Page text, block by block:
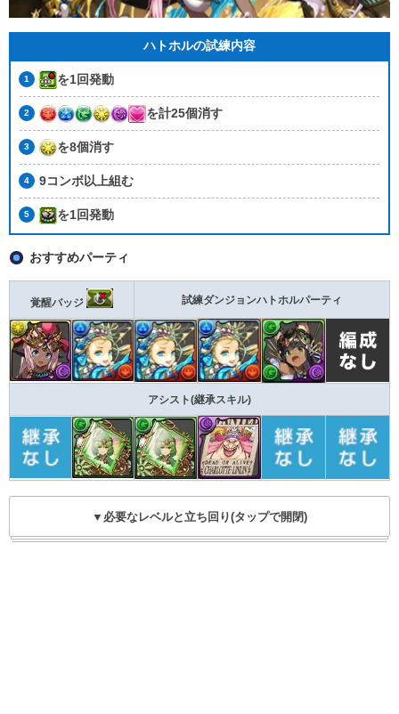
ハトホルの試練内容
を1回発動
を計25個消す
を8個消す
9コンボ以上組む
を1回発動
おすすめパーティ
覚醒バッジ 試練ダンジョンハトホルパーティ
アシスト(継承スキル)
▼必要なレベルと立ち回り(タップで開閉)